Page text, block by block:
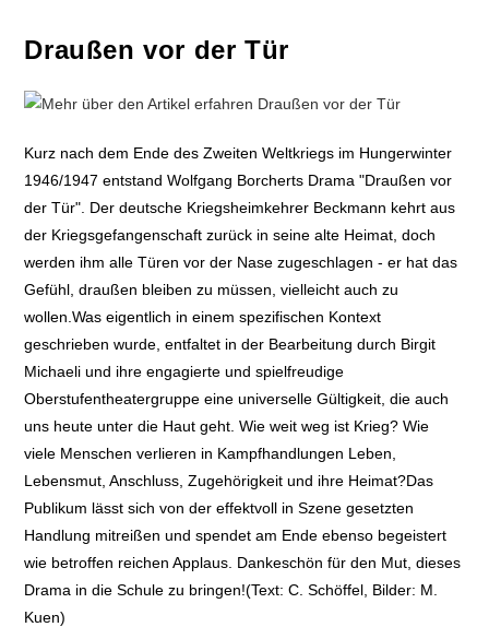
Draußen vor der Tür
Kurz nach dem Ende des Zweiten Weltkriegs im Hungerwinter
1946/1947 entstand Wolfgang Borcherts Drama "Draußen vor
der Tür". Der deutsche Kriegsheimkehrer Beckmann kehrt aus
der Kriegsgefangenschaft zurück in seine alte Heimat, doch
werden ihm alle Türen vor der Nase zugeschlagen - er hat das
Gefühl, draußen bleiben zu müssen, vielleicht auch zu
wollen.Was eigentlich in einem spezifischen Kontext
geschrieben wurde, entfaltet in der Bearbeitung durch Birgit
Michaeli und ihre engagierte und spielfreudige
Oberstufentheatergruppe eine universelle Gültigkeit, die auch
uns heute unter die Haut geht. Wie weit weg ist Krieg? Wie
viele Menschen verlieren in Kampfhandlungen Leben,
Lebensmut, Anschluss, Zugehörigkeit und ihre Heimat?Das
Publikum lässt sich von der effektvoll in Szene gesetzten
Handlung mitreißen und spendet am Ende ebenso begeistert
wie betroffen reichen Applaus. Dankeschön für den Mut, dieses
Drama in die Schule zu bringen!(Text: C. Schöffel, Bilder: M.
Kuen)